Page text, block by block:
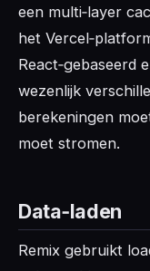
een multi‑layer
het
React‑gebaseerd
wezenlijk
berekeningen
moet stromen.
Data‑laden
Remix gebruikt